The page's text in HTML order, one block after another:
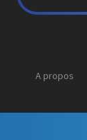
A propos